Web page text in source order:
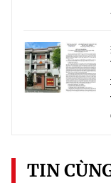
TIN